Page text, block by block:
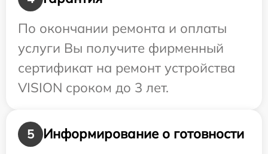
По окончании ремонта и оплаты
услуги Вы получите фирменный
сертификат на ремонт устройства
VISION сроком до 3 лет.
5
Информирование о готовности